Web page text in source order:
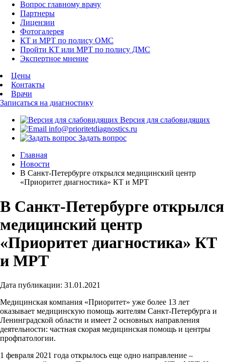
Вопрос главному врачу
Партнеры
Лицензии
Фотогалерея
КТ и МРТ по полису ОМС
Пройти КТ или МРТ по полису ДМС
Экспертное мнение
Цены
Контакты
Врачи
Записаться на диагностику
Версия для слабовидящих
info@prioritetdiagnostics.ru
Задать вопрос
Главная
Новости
В Санкт-Петербурге открылся медицинский центр
«Приоритет диагностика» КТ и МРТ
В Санкт-Петербурге открылся
медицинский центр
«Приоритет диагностика» КТ
и МРТ
Дата публикации: 31.01.2021
Медицинская компания «Приоритет» уже более 13 лет
оказывает медицинскую помощь жителям Санкт-Петербурга и
Ленинградской области и имеет 2 основных направления
деятельности: частная скорая медицинская помощь и центры
профпатологии.
1 февраля 2021 года открылось еще одно направление –